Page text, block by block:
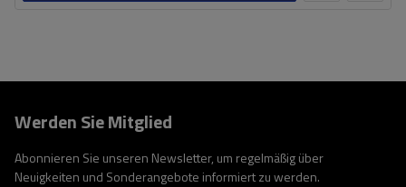
Werden Sie Mitglied
Abonnieren Sie unseren Newsletter, um regelmäßig über
Neuigkeiten und Sonderangebote informiert zu werden.